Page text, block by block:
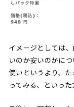
イメージとしては
いのか安いのかに
使いというより、
ってみる、といっ